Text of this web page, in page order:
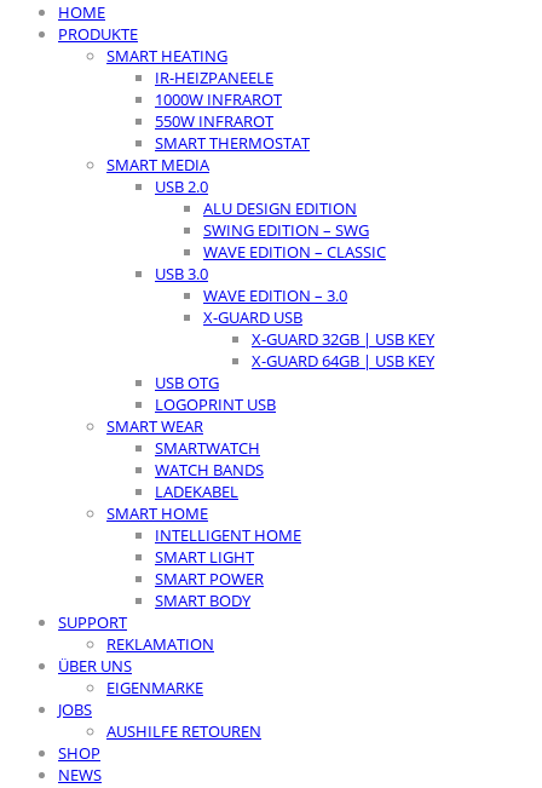
HOME
PRODUKTE
SMART HEATING
IR-HEIZPANEELE
1000W INFRAROT
550W INFRAROT
SMART THERMOSTAT
SMART MEDIA
USB 2.0
ALU DESIGN EDITION
SWING EDITION – SWG
WAVE EDITION – CLASSIC
USB 3.0
WAVE EDITION – 3.0
X-GUARD USB
X-GUARD 32GB | USB KEY
X-GUARD 64GB | USB KEY
USB OTG
LOGOPRINT USB
SMART WEAR
SMARTWATCH
WATCH BANDS
LADEKABEL
SMART HOME
INTELLIGENT HOME
SMART LIGHT
SMART POWER
SMART BODY
SUPPORT
REKLAMATION
ÜBER UNS
EIGENMARKE
JOBS
AUSHILFE RETOUREN
SHOP
NEWS